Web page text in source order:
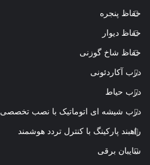
حفاظ پنجره
حفاظ دیوار
حفاظ شاخ گوزنی
درب آکاردئونی
درب حیاط
درب شیشه ای اتوماتیک با نصب تخصصی
راهبند پارکینگ با کنترل تردد هوشمند
سایبان برقی